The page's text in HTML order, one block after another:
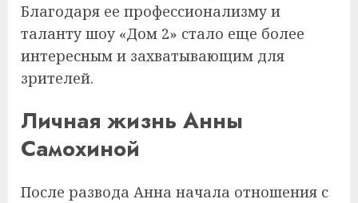
Благодаря ее профессионализму и
таланту шоу «Дом 2» стало еще более
интересным и захватывающим для
зрителей.
Личная жизнь Анны
Самохиной
После развода Анна начала отношения с